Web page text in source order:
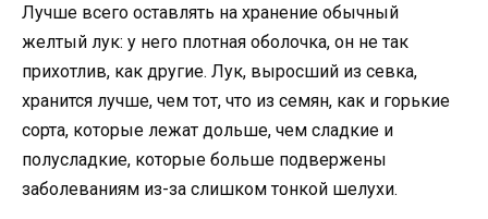
Лучше всего оставлять на хранение обычный
желтый лук: у него плотная оболочка, он не так
прихотлив, как другие. Лук, выросший из севка,
хранится лучше, чем тот, что из семян, как и горькие
сорта, которые лежат дольше, чем сладкие и
полусладкие, которые больше подвержены
заболеваниям из-за слишком тонкой шелухи.